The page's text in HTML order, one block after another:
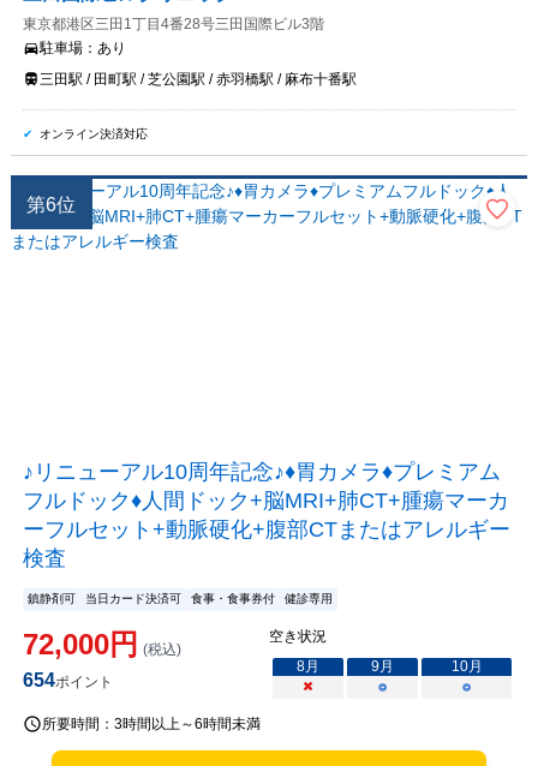
東京都港区三田1丁目4番28号三田国際ビル3階
駐車場： あり
三田駅 / 田町駅 / 芝公園駅 / 赤羽橋駅 / 麻布十番駅
オンライン決済対応
第6位
♪リニューアル10周年記念♪♦胃カメラ♦プレミアム
フルドック♦人間ドック+脳MRI+肺CT+腫瘍マーカ
ーフルセット+動脈硬化+腹部CTまたはアレルギー
検査
鎮静剤可 当日カード決済可 食事・食事券付 健診専用
72,000円 (税込)
654ポイント
空き状況
8月 9月 10月
×
○ ○
所要時間： 3時間以上～6時間未満